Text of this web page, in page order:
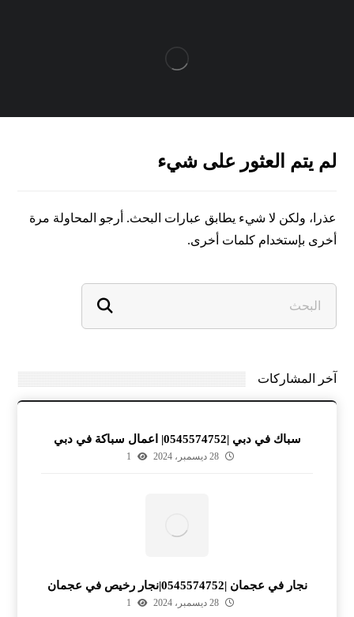
لم يتم العثور على شيء
عذرا، ولكن لا شيء يطابق عبارات البحث. أرجو المحاولة مرة
أخرى بإستخدام كلمات أخرى.
آخر المشاركات
سباك في دبي |0545574752| اعمال سباكة في دبي
28 ديسمبر، 2024 1
نجار في عجمان |0545574752|نجار رخيص في عجمان
28 ديسمبر، 2024 1